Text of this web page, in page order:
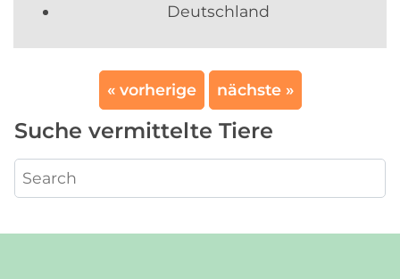
Deutschland
« vorherige nächste »
Suche vermittelte Tiere